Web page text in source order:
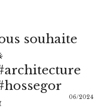
souhaite
06/2024